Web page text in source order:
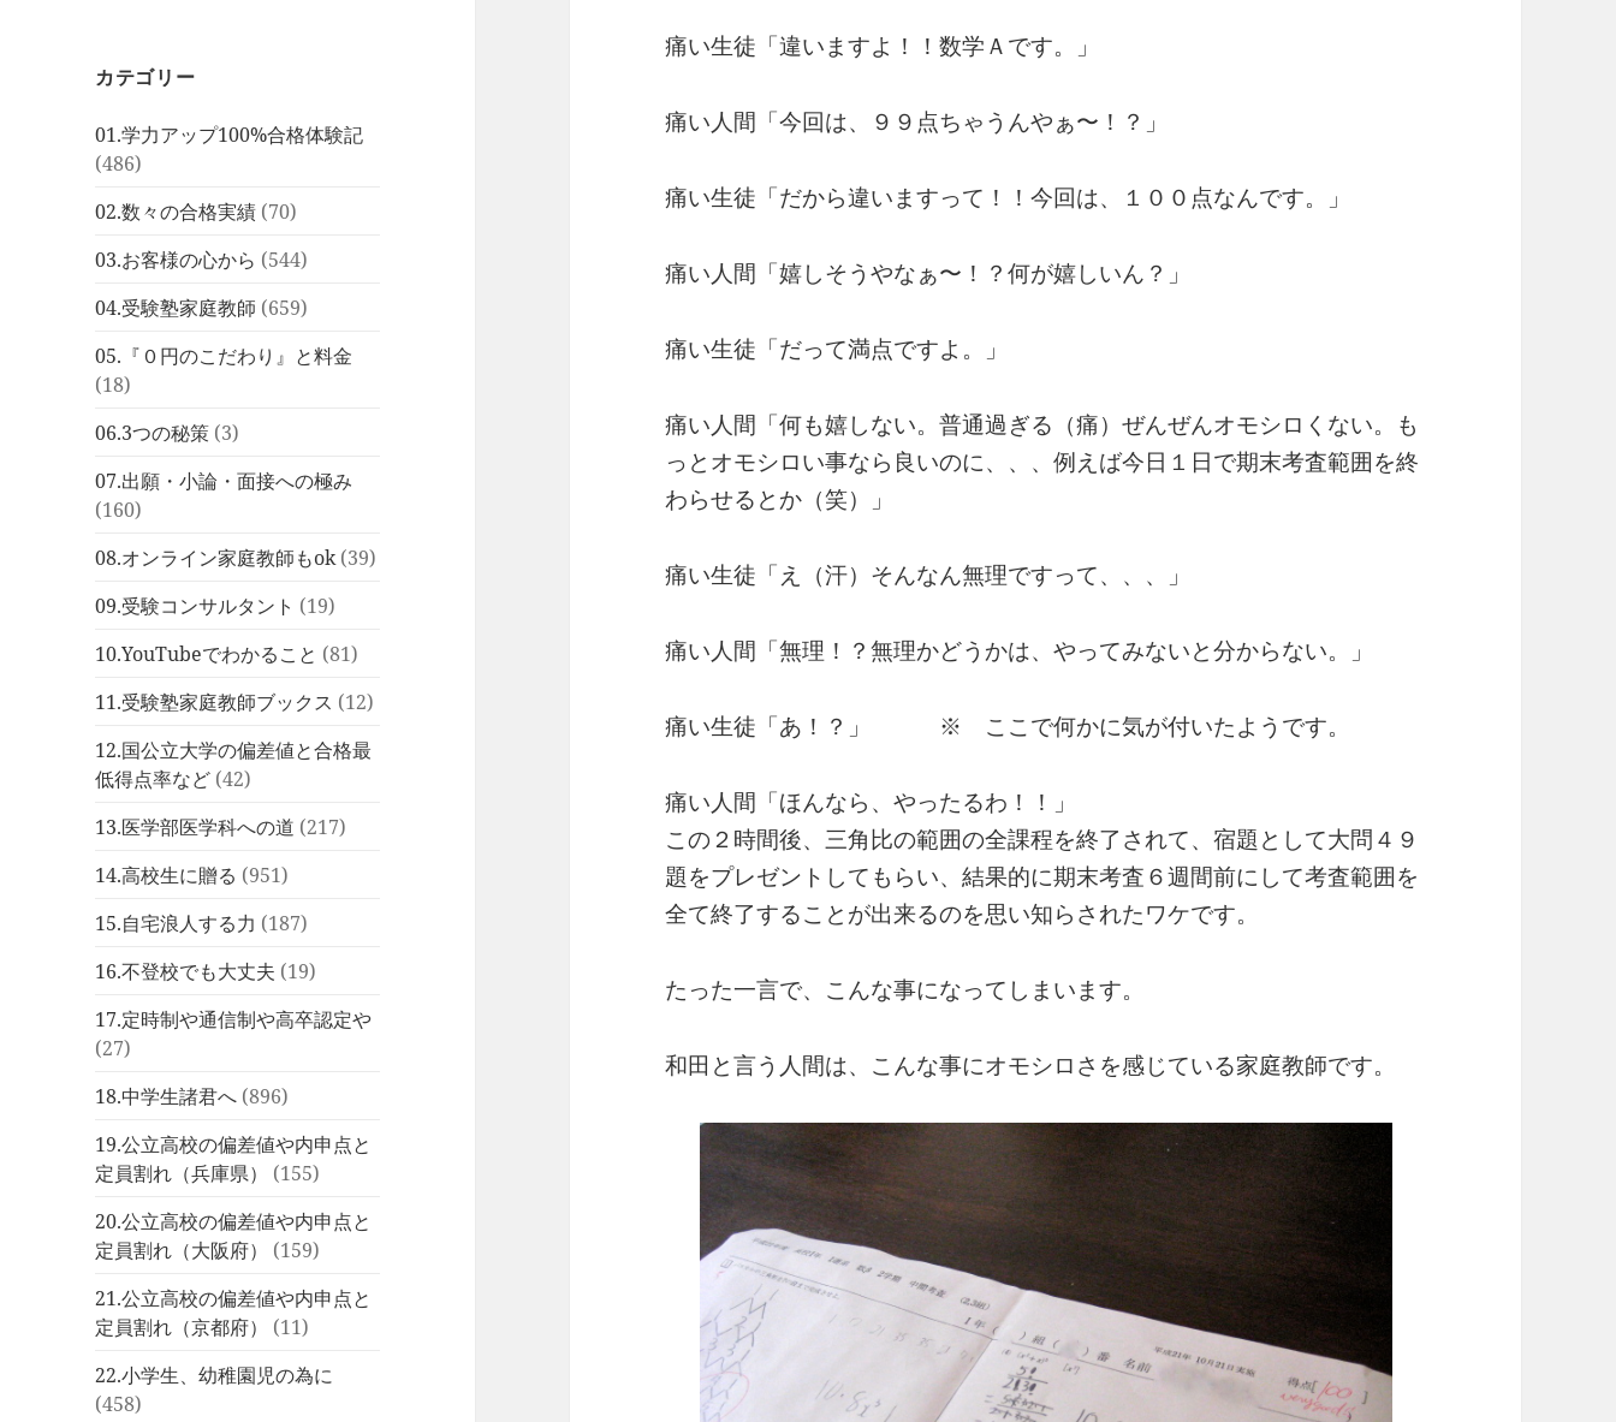
カテゴリー
01.学力アップ100%合格体験記
(486)
02.数々の合格実績 (70)
03.お客様の心から (544)
04.受験塾家庭教師 (659)
05.『０円のこだわり』と料金
(18)
06.3つの秘策 (3)
07.出願・小論・面接への極み
(160)
08.オンライン家庭教師もok(39)
09.受験コンサルタント (19)
10.YouTubeでわかること (81)
11.受験塾家庭教師ブックス (12)
12.国公立大学の偏差値と合格最
低得点率など (42)
13.医学部医学科への道 (217)
14.高校生に贈る (951)
15.自宅浪人する力 (187)
16.不登校でも大丈夫 (19)
17.定時制や通信制や高卒認定や
(27)
18.中学生諸君へ (896)
19.公立高校の偏差値や内申点と
定員割れ（兵庫県）
(155)
20.公立高校の偏差値や内申点と
定員割れ（大阪府）
(159)
21.公立高校の偏差値や内申点と
定員割れ（京都府）
(11)
22.小学生、幼稚園児の為に
(458)
痛い生徒「違いますよ！！数学Ａです。」
痛い人間「今回は、９９点ちゃうんやぁ〜！？」
痛い生徒「だから違いますって！！今回は、１００点なんです。」
痛い人間「嬉しそうやなぁ〜！？何が嬉しいん？」
痛い生徒「だって満点ですよ。」
痛い人間「何も嬉しない。普通過ぎる（痛）ぜんぜんオモシロくない。も
っとオモシロい事なら良いのに、、、例えば今日１日で期末考査範囲を終
わらせるとか（笑）」
痛い生徒「え（汗）そんなん無理ですって、、、」
痛い人間「無理！？無理かどうかは、やってみないと分からない。」
痛い生徒「あ！？」 ※ ここで何かに気が付いたようです。
痛い人間「ほんなら、やったるわ！！」
この２時間後、三角比の範囲の全課程を終了されて、宿題として大問４９
題をプレゼントしてもらい、結果的に期末考査６週間前にして考査範囲を
全て終了することが出来るのを思い知らされたワケです。
たった一言で、こんな事になってしまいます。
和田と言う人間は、こんな事にオモシロさを感じている家庭教師です。